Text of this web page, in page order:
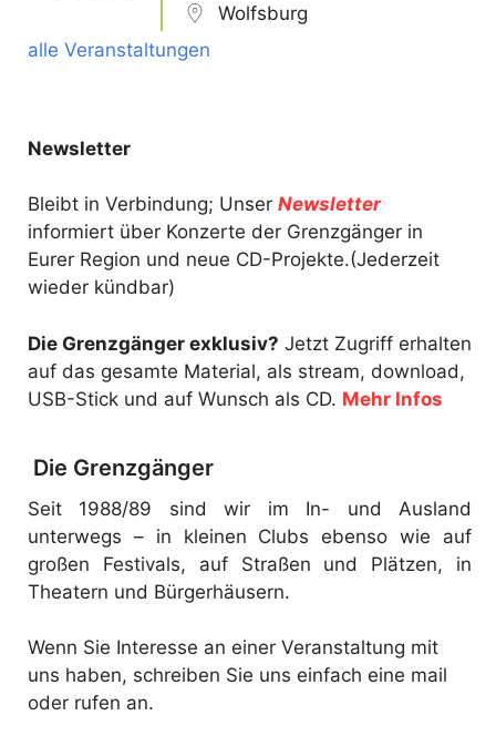
Wolfsburg
alle Veranstaltungen
Newsletter
Bleibt in Verbindung; Unser Newsletter
informiert über Konzerte der Grenzgänger in
Eurer Region und neue CD-Projekte.(Jederzeit
wieder kündbar)
Die Grenzgänger exklusiv? Jetzt Zugriff erhalten
auf das gesamte Material, als stream, download,
USB-Stick und auf Wunsch als CD. Mehr Infos
Die Grenzgänger
Seit 1988/89 sind wir im In- und Ausland
unterwegs – in kleinen Clubs ebenso wie auf
großen Festivals, auf Straßen und Plätzen, in
Theatern und Bürgerhäusern.
Wenn Sie Interesse an einer Veranstaltung mit
uns haben, schreiben Sie uns einfach eine mail
oder rufen an.